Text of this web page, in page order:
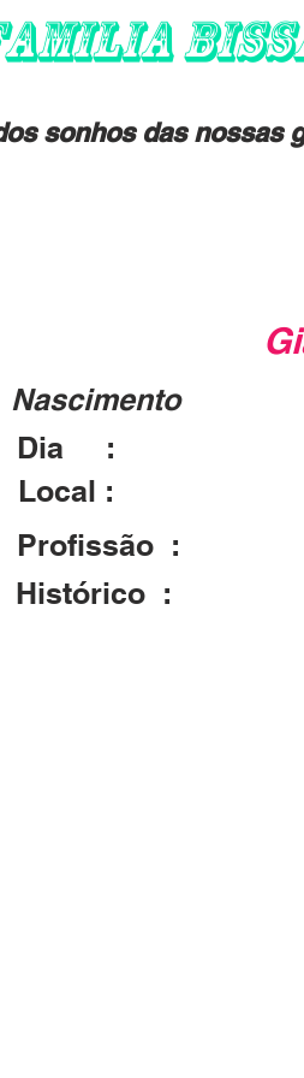
sonhos das nossas
Nascimento
Local :
Dia :
Profissão :
Histórico :